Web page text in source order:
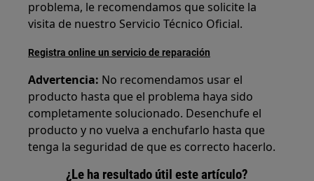
problema, le recomendamos que solicite la
visita de nuestro Servicio Técnico Oficial.
Registra online un servicio de reparación
Advertencia: No recomendamos usar el
producto hasta que el problema haya sido
completamente solucionado. Desenchufe el
producto y no vuelva a enchufarlo hasta que
tenga la seguridad de que es correcto hacerlo.
¿Le ha resultado útil este artículo?